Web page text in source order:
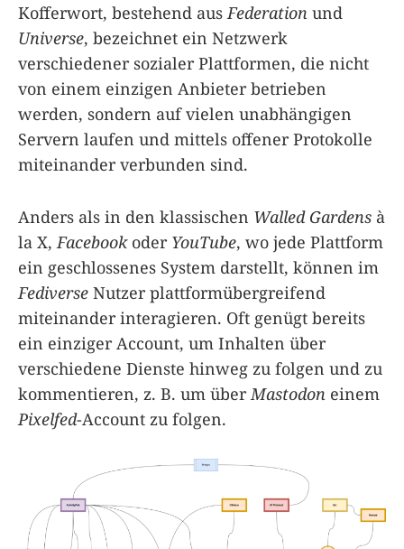
Kofferwort, bestehend aus Federation und
Universe, bezeichnet ein Netzwerk
verschiedener sozialer Plattformen, die nicht
von einem einzigen Anbieter betrieben
werden, sondern auf vielen unabhängigen
Servern laufen und mittels offener Protokolle
miteinander verbunden sind.
Anders als in den klassischen Walled Gardens à
la X, Facebookoder YouTube, wo jede Plattform
ein geschlossenes System darstellt, können im
Fediverse Nutzer plattformübergreifend
miteinander interagieren. Oft genügt bereits
ein einziger Account, um Inhalten über
verschiedene Dienste hinweg zu folgen und zu
kommentieren, z. B. um über Mastodon einem
Pixelfed-Account zu folgen.